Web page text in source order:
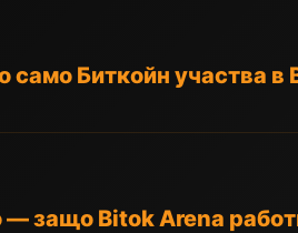
Биткойн участва в
защо Bitok Arena